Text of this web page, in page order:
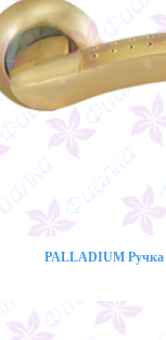
PALLADIUM Ручка